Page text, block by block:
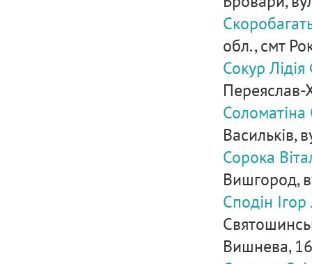
обл., смт
Сокур
Переяслав-
Васильків,
Сорока
Вишгород,
Сподін
Вишнева, 16